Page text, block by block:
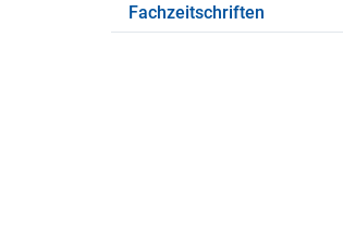
Fachzeitschriften